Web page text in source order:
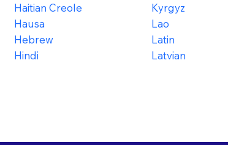
Haitian Creole
Hausa
Hebrew
Hindi
Kyrgyz
Lao
Latin
Latvian